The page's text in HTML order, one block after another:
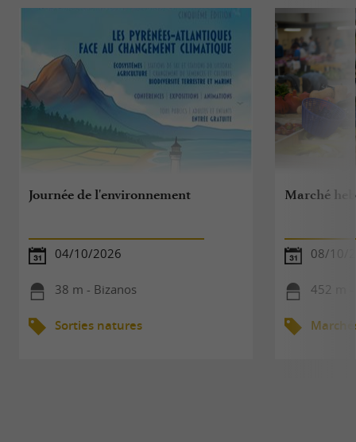
Journée de l'environnement
04/10/2026
38 m - Bizanos
Sorties natures
Marché
08/10/
452 m -